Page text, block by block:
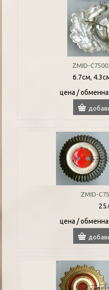
ZMID-
6.7см,
цена /
ZMID-
цена /